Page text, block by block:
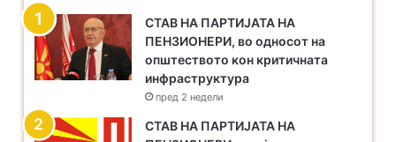
СТАВ НА ПАРТИЈАТА НА
ПЕНЗИОНЕРИ, во односот на
општеството кон критичната
инфраструктура
пред 2 недели
​СТАВ НА ПАРТИЈАТА НА